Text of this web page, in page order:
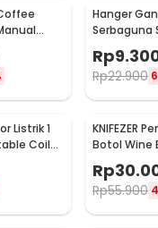
300ml
Hanger
Serbaguna
10 PCS -
Rp
Rp22.900
Listrik 1
Coil
C1-1000-
KNIFEZER
Botol Wine
TYK-074B
Rp
Rp55.900